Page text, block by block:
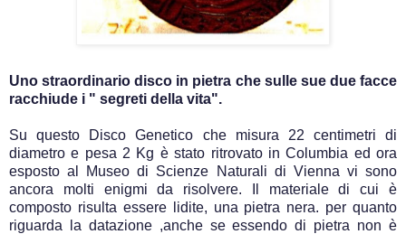
Uno straordinario disco in pietra che sulle sue due facce
racchiude i " segreti della vita".
Su questo Disco Genetico che misura 22 centimetri di
diametro e pesa 2 Kg è stato ritrovato in Columbia ed ora
esposto al Museo di Scienze Naturali di Vienna vi sono
ancora molti enigmi da risolvere. Il materiale di cui è
composto risulta essere lidite, una pietra nera. per quanto
riguarda la datazione ,anche se essendo di pietra non è